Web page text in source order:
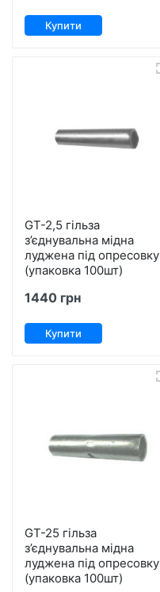
Купити
GT-2,5 гільза
з’єднувальна мідна
луджена під опресовку
(упаковка 100шт)
1440 грн
Купити
GT-25 гільза
з’єднувальна мідна
луджена під опресовку
(упаковка 100шт)